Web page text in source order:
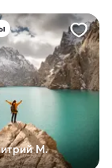
М.